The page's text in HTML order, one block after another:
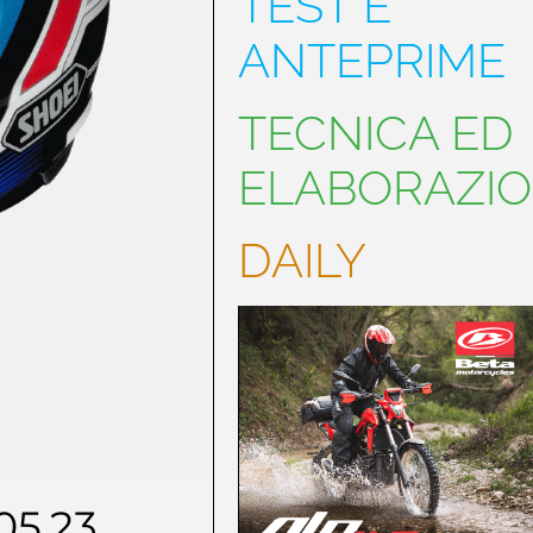
ANTEPRIME
TECNICA ED
DAILY